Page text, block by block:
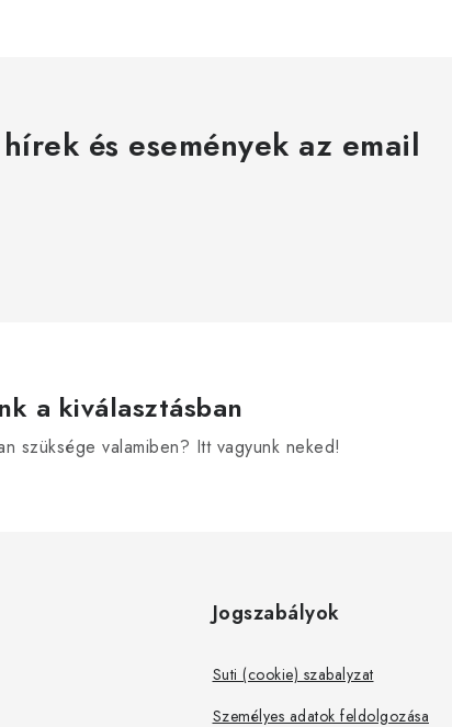
és események az email
a kiválasztásban
szüksége valamiben? Itt vagyunk neked!
Jogszabályok
Suti (cookie) szabalyzat
Személyes adatok feldolgozása